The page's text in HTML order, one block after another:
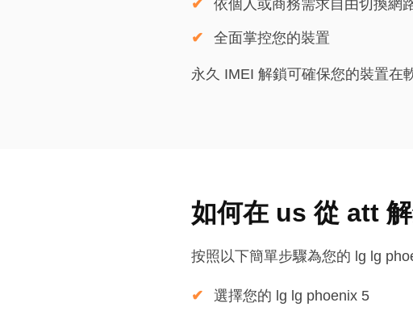
依個人或商務需求自由切換網
全面掌控您的裝置
永久 IMEI 解鎖可確保您的裝置在
如何在 us 從 att
按照以下簡單步驟為您的 lg lg
選擇您的 lg lg phoenix 5